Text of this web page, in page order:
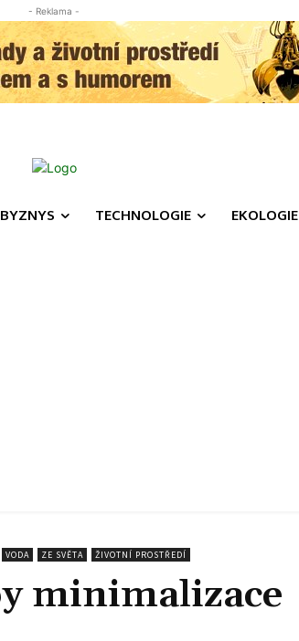
- Reklama -
BYZNYS TECHNOLOGIE EKOLOGIE
VODA ZE SVĚTA ŽIVOTNÍ PROSTŘEDÍ
minimalizace